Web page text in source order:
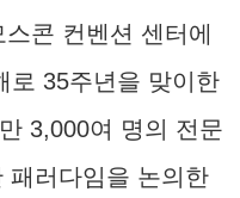
콘 컨벤션 센터에
로 35주년을 맞이한
3,000여 명의 전문
패러다임을 논의한